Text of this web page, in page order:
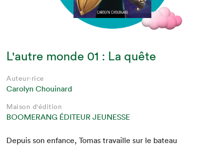
L'autre monde 01 : La quête
Auteur·rice
Carolyn Chouinard
Maison d'édition
BOOMERANG ÉDITEUR JEUNESSE
Depuis son enfance, Tomas tra­vaille sur le bateau